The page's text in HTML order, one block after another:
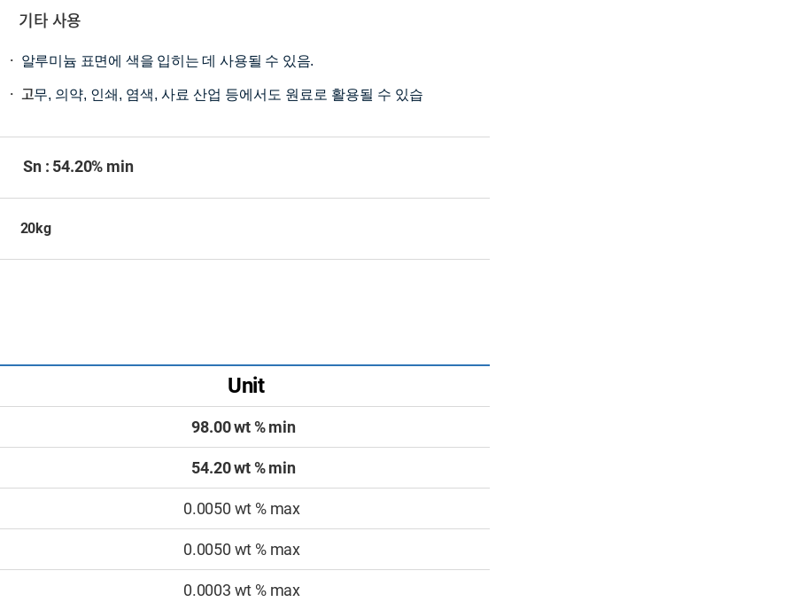
기타 사용
· 알루미늄 표면에 색을 입히는 데 사용될 수 있음.
· 고무, 의약, 인쇄, 염색, 사료 산업 등에서도 원료로 활용될 수 있습
Sn : 54.20% min
20kg
Unit
98.00 wt % min
54.20 wt % min
0.0050 wt % max
0.0050 wt % max
0.0003 wt % max